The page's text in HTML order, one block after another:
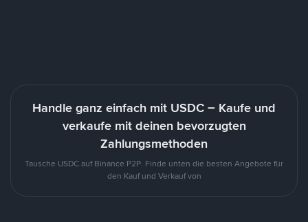
Handle ganz einfach mit USDC – Kaufe und
verkaufe mit deinen bevorzugten
Zahlungsmethoden
Tausche USDC auf Binance P2P. Finde unten die besten Angebote für
den Kauf und Verkauf von